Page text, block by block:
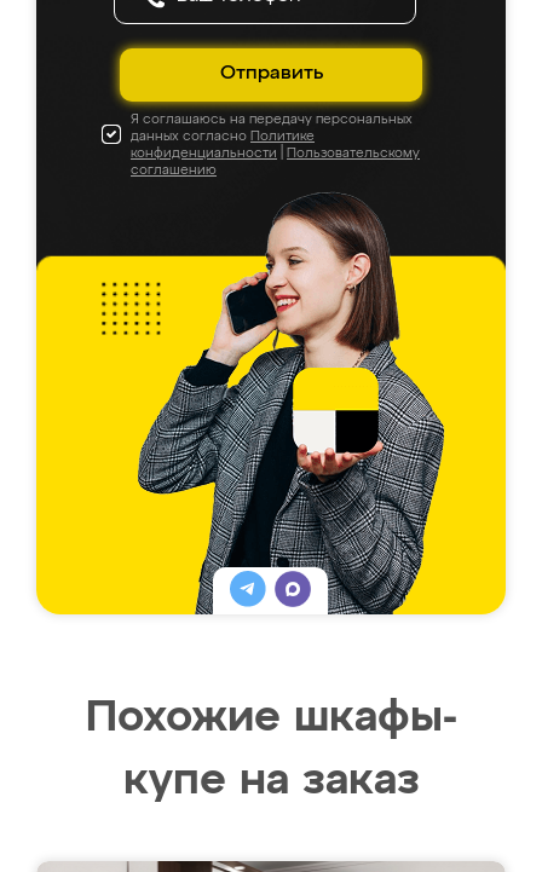
Отправить
Я соглашаюсь на передачу персональных
данных согласно Политике
конфиденциальности
Пользовательскому
соглашению
Похожие шкафы-
купе на заказ